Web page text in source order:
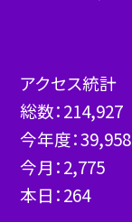
アクセス統計
総数：214,927
今年度：39,958
今月：2,775
本日：264